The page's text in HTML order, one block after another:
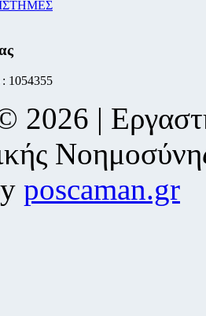
: 1054355
2026 |
poscaman.gr